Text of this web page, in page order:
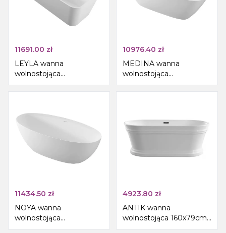
11691.00 zł
LEYLA wanna
wolnostojąca
170x78x55cm, solid
surface, biały mat
10976.40 zł
MEDINA wanna
wolnostojąca
165x70x52cm, solid
surface, biały mat
11434.50 zł
NOYA wanna
wolnostojąca
170x76x56cm, solid
4923.80 zł
ANTIK wanna
wolnostojąca 160x79cm,
biały